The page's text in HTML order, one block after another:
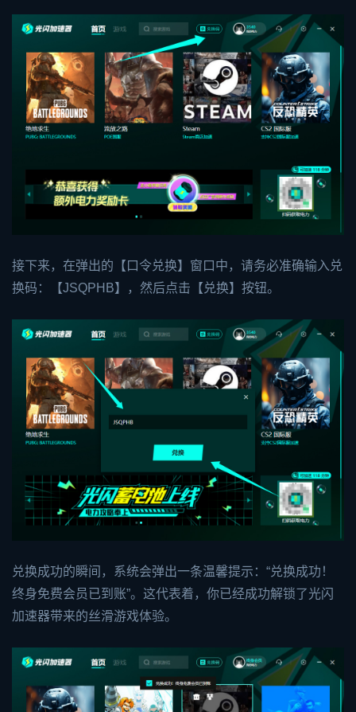
接下来，在弹出的【口令兑换】窗口中，请务必准确输入兑
换码：【JSQPHB】，然后点击【兑换】按钮。
兑换成功的瞬间，系统会弹出一条温馨提示：“兑换成功！
终身免费会员已到账”。这代表着，你已经成功解锁了光闪
加速器带来的丝滑游戏体验。